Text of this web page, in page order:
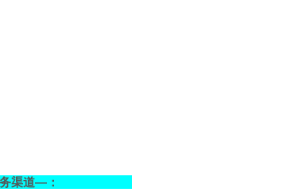
渠道—：